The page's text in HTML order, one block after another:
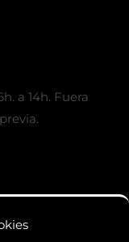
a 14h. Fuera